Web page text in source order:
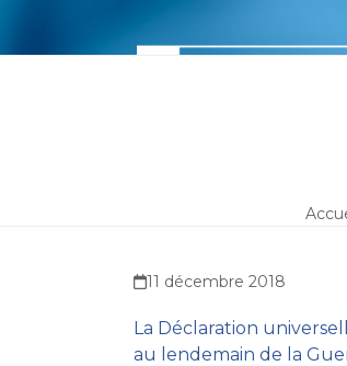
11 décembre 2018
La Déclaration
au lendemain de la